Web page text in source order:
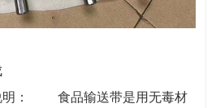
： 食品输送带是用无毒材